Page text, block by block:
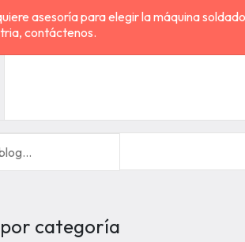
asesoría para elegir la máquina
contáctenos.
categoría